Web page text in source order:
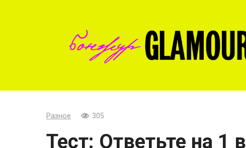
Разное 305
Тест: Ответьте на 1